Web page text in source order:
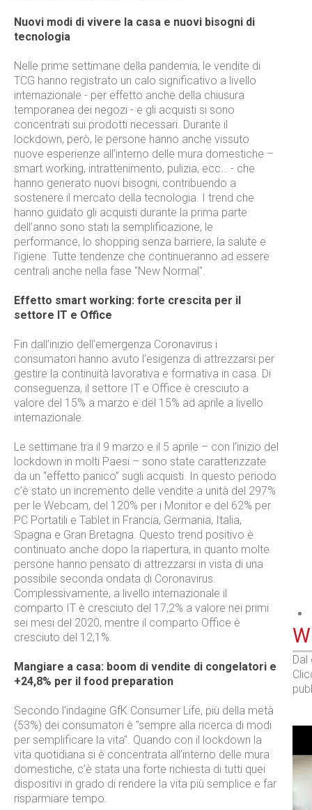
Nuovi modi di vivere la casa e nuovi bisogni di
tecnologia
Nelle prime settimane della pandemia, le vendite di
TCG hanno registrato un calo significativo a livello
internazionale - per effetto anche della chiusura
temporanea dei negozi - e gli acquisti si sono
concentrati sui prodotti necessari. Durante il
lockdown, però, le persone hanno anche vissuto
nuove esperienze all’interno delle mura domestiche –
smart working, intrattenimento, pulizia, ecc… - che
hanno generato nuovi bisogni, contribuendo a
sostenere il mercato della tecnologia. I trend che
hanno guidato gli acquisti durante la prima parte
dell’anno sono stati la semplificazione, le
performance, lo shopping senza barriere, la salute e
l’igiene. Tutte tendenze che continueranno ad essere
centrali anche nella fase "New Normal".
Effetto smart working: forte crescita per il
settore IT e Office
Fin dall’inizio dell’emergenza Coronavirus i
consumatori hanno avuto l’esigenza di attrezzarsi per
gestire la continuità lavorativa e formativa in casa. Di
conseguenza, il settore IT e Office è cresciuto a
valore del 15% a marzo e del 15% ad aprile a livello
internazionale.
Le settimane tra il 9 marzo e il 5 aprile – con l’inizio del
lockdown in molti Paesi – sono state caratterizzate
da un “effetto panico” sugli acquisti. In questo periodo
c’è stato un incremento delle vendite a unità del 297%
per le Webcam, del 120% per i Monitor e del 62% per
PC Portatili e Tablet in Francia, Germania, Italia,
Spagna e Gran Bretagna. Questo trend positivo è
continuato anche dopo la riapertura, in quanto molte
persone hanno pensato di attrezzarsi in vista di una
possibile seconda ondata di Coronavirus.
Complessivamente, a livello internazionale il
comparto IT è cresciuto del 17,2% a valore nei primi
sei mesi del 2020, mentre il comparto Office è
cresciuto del 12,1%.
Mangiare a casa: boom di vendite di congelatori e
+24,8% per il food preparation
Secondo l'indagine GfK Consumer Life, più della metà
(53%) dei consumatori è "sempre alla ricerca di modi
per semplificare la vita". Quando con il lockdown la
vita quotidiana si è concentrata all’interno delle mura
domestiche, c’è stata una forte richiesta di tutti quei
dispositivi in grado di rendere la vita più semplice e far
risparmiare tempo.
Dal